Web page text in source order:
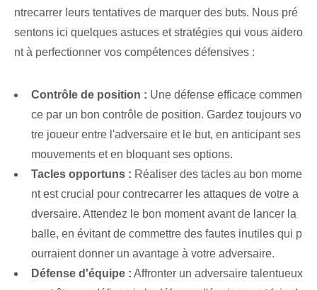
ntrecarrer leurs tentatives de marquer des buts. Nous pré
sentons ici quelques astuces et stratégies qui vous aidero
nt à perfectionner vos compétences défensives :
Contrôle de position : Une défense efficace commen
ce par un bon contrôle de position. Gardez toujours vo
tre joueur entre l'adversaire et le but, en anticipant ses
mouvements et en bloquant ses options.
Tacles opportuns : Réaliser des tacles au bon mome
nt est crucial pour contrecarrer les attaques de votre a
dversaire. Attendez le bon moment avant de lancer la
balle, en évitant de commettre des fautes inutiles qui p
ourraient donner un avantage à votre adversaire.
Défense d'équipe : Affronter un adversaire talentueux